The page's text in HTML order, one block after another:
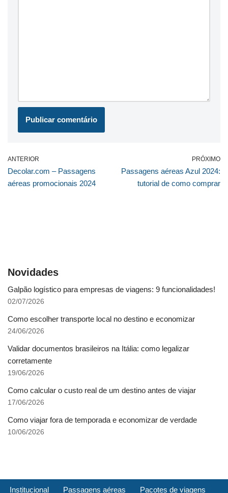
ANTERIOR
Decolar.com – Passagens
aéreas promocionais 2024
PRÓXIMO
Passagens aéreas Azul 2024:
tutorial de como comprar
Novidades
Galpão logístico para empresas de viagens: 9 funcionalidades!
02/07/2026
Como escolher transporte local no destino e economizar
24/06/2026
Validar documentos brasileiros na Itália: como legalizar
corretamente
19/06/2026
Como calcular o custo real de um destino antes de viajar
17/06/2026
Como viajar fora de temporada e economizar de verdade
10/06/2026
Institucional Passagens aéreas Pacotes de viagens